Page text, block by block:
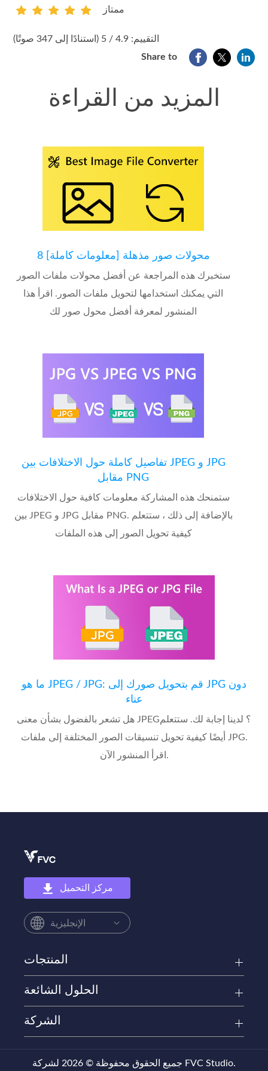
1 4 5
ممتاز
التقييم: 4.9 / 5 (استنادًا إلى 347 صوتًا)
Share to
المزيد من القراءة
8 محولات صور مذهلة [معلومات كاملة]
ستخبرك هذه المراجعة عن أفضل محولات ملفات الصور
التي يمكنك استخدامها لتحويل ملفات الصور. اقرأ هذا
المنشور لمعرفة أفضل محول صور لك
تفاصيل كاملة حول الاختلافات بين JPEG و JPG
مقابل PNG
ستمنحك هذه المشاركة معلومات كافية حول الاختلافات
بين JPEG و JPG مقابل PNG. بالإضافة إلى ذلك ، ستتعلم
كيفية تحويل الصور إلى هذه الملفات
ما هو JPEG / JPG: قم بتحويل صورك إلى JPG دون
عناء
هل تشعر بالفضول بشأن معنى JPEG؟ لدينا إجابة لك. ستتعلم
أيضًا كيفية تحويل تنسيقات الصور المختلفة إلى ملفات JPG.
اقرأ المنشور الآن.
مركز التحميل
الإنجليزية
المنتجات
الحلول الشائعة
الشركة
جميع الحقوق محفوظة © 2026 لشركة FVC Studio.